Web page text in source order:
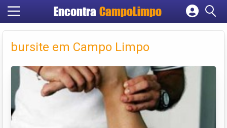
Encontra CampoLimpo
Cadastrar empresa
Criar conta
bursite em Campo Limpo